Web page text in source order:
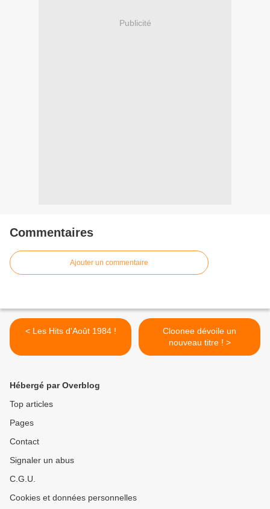
Publicité
Commentaires
Ajouter un commentaire
< Les Hits d'Août 1984 !
Cloonee dévoile un
nouveau titre ! >
Hébergé par Overblog
Top articles
Pages
Contact
Signaler un abus
C.G.U.
Cookies et données personnelles